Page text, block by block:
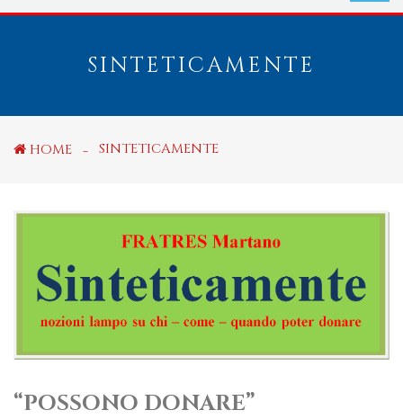
SINTETICAMENTE
HOME SINTETICAMENTE
“POSSONO DONARE”